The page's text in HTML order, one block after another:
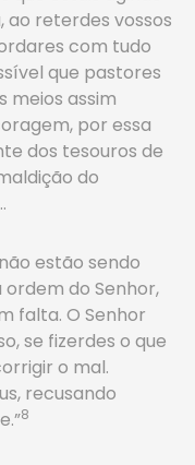
ao reterdes vossos
com tudo
que pastores
meios assim
por essa
dos tesouros de
do
estão sendo
do Senhor,
falta. O Senhor
se fizerdes o que
o mal.
recusando
8